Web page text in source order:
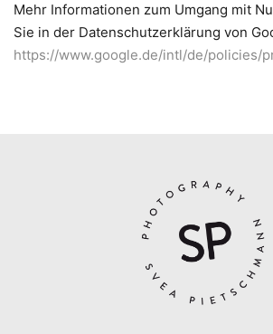
Mehr Informationen zum Umgang mit
Sie in der Datenschutzerklärung von
https://www.google.de/intl/de/policies/